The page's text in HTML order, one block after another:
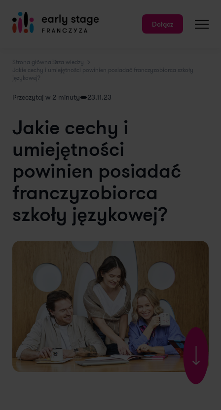
Dołącz
Strona główna Baza wiedzy
Jakie cechy i umiejętności powinien posiadać franczyzobiorca szkoły
językowej?
Przeczytaj w 2 minuty 23.11.23
Jakie cechy i
umiejętności
powinien posiadać
franczyzobiorca
szkoły językowej?